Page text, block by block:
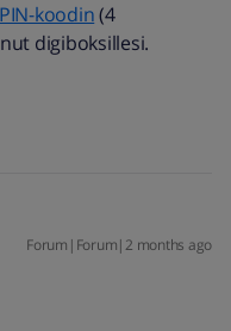
koodin(4
digiboksillesi.
Forum|Forum|2 months ago